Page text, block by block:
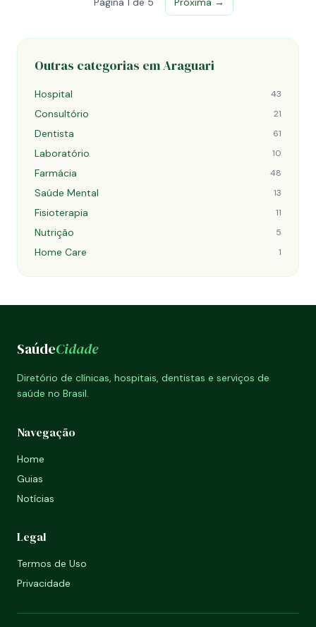
Outras categorias em Araguari
Hospital 43
Consultório 21
Dentista 61
Laboratório 10
Farmácia 48
Saúde Mental 13
Fisioterapia 11
Nutrição 5
Home Care 1
SaúdeCidade
Diretório de clínicas, hospitais, dentistas e serviços de
saúde no Brasil.
Navegação
Home
Guias
Notícias
Legal
Termos de Uso
Privacidade